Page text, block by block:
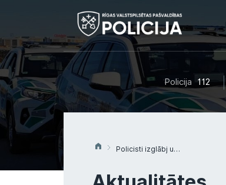
Policija 112
Policisti izglābj uz Daugava ledus aizmigušu vīrieti